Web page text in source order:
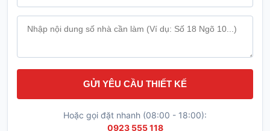
GỬI YÊU CẦU THIẾT KẾ
Hoặc gọi đặt nhanh (08:00 - 18:00):
0923 555 118